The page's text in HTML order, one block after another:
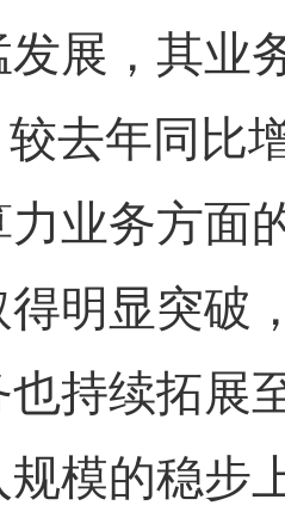
展，其业
去年同比
业务方面
明显突破
持续拓展
模的稳步